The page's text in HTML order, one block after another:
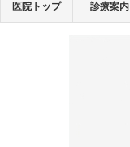
医院トップ 診療案内